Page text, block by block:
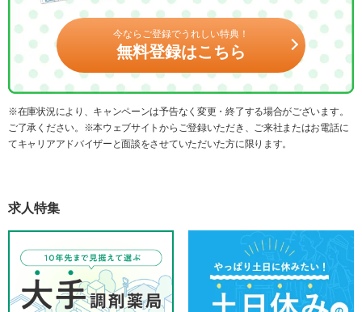
今ならご登録でうれしい特典！
無料登録はこちら
※在庫状況により、キャンペーンは予告なく変更・終了する場合がございます。
ご了承ください。※本ウェブサイトからご登録いただき、ご来社またはお電話に
てキャリアアドバイザーと面談をさせていただいた方に限ります。
求人特集